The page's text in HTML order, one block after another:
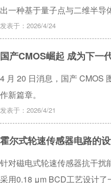
出一种基于量子点与二维半
并实现性能倍增，有望成为高
究发表在最新一期《先进材料
发表于：2026/4/24
国产CMOS崛起 成为下一
4 月 20 日消息，国产 CMOS
作新篇章。
发表于：2026/4/21
霍尔式轮速传感器电路的
针对磁电式轮速传感器抗干扰
采用0.18 μm BCD工艺设计